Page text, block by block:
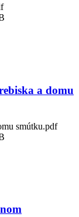
a domu
smútku.pdf